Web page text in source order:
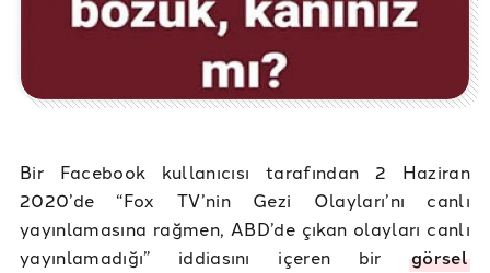
Bir Facebook kullanıcısı tarafından 2 Haziran
2020’de “Fox TV’nin Gezi Olayları’nı canlı
yayınlamasına rağmen, ABD’de çıkan olayları canlı
yayınlamadığı” iddiasını içeren birgörsel